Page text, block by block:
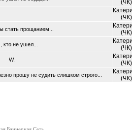
(ЧК)
(ЧК)
стать прощанием...
(ЧК)
кто не ушел...
(ЧК)
W.
(ЧК)
прошу не судить слишком строго...
(ЧК)